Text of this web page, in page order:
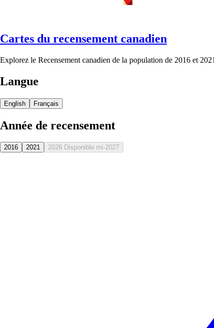
Cartes du recensement canadien
Explorez le Recensement canadien de la population de 2016 et
Langue
English Français
Année de recensement
2016 2021 2026 Disponible mi-2027